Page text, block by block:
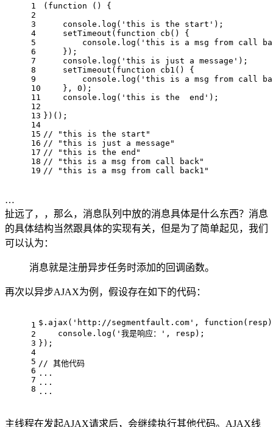
1
2
3
4
5
6
7
8
9
10
11
12
13
14
15
16
17
18
19
(function () {
    console.log('this is the start');
    setTimeout(function cb() {
console.log('this is a msg from call
    });
    console.log('this is just a message');
    setTimeout(function cb1() {
console.log('this is a msg from call
    }, 0);
    console.log('this is the  end');
})();
// "this is the start"
// "this is just a message"
// "this is the end"
// "this is a msg from call back"
// "this is a msg from call back1"
…
扯远了，，那么，消息队列中放的消息具体是什么东西？消息
的具体结构当然跟具体的实现有关，但是为了简单起见，我们
可以认为：
消息就是注册异步任务时添加的回调函数。
再次以异步AJAX为例，假设存在如下的代码：
1
2
3
4
5
6
7
8
$.ajax('http://segmentfault.com',
    console.log('我是响应：', resp);
});
// 其他代码
...
...
...
主线程在发起AJAX请求后，会继续执行其他代码。AJAX线